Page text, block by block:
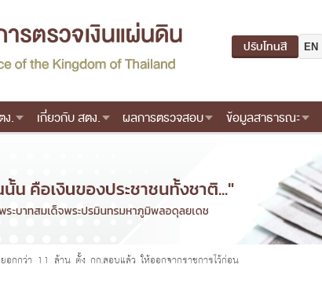
ปรับโทนสี EN
ง. เกี่ยวกับ สตง. ผลการตรวจสอบ ข้อมูลสาธารณะ
อกกว่า 11 ล้าน ตั้ง กก.สอบแล้ว ให้ออกจากราชการไว้ก่อน